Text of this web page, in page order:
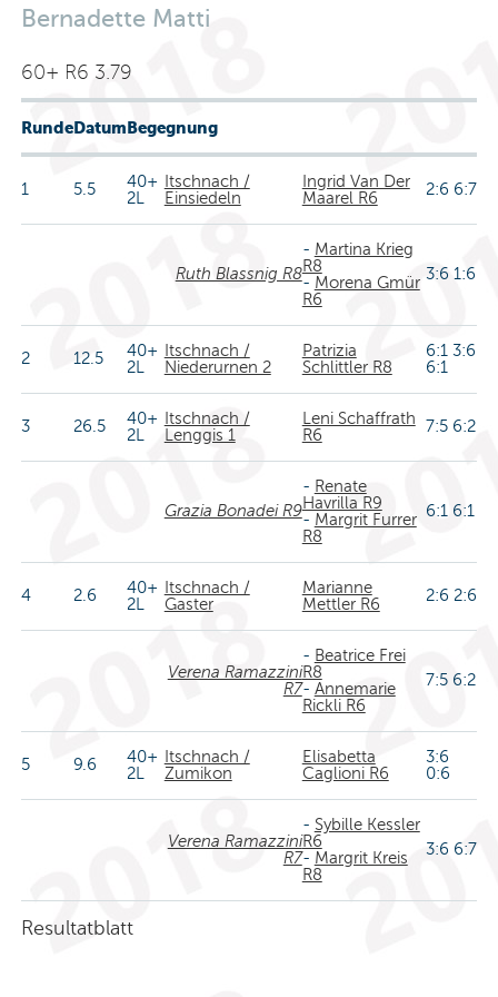
Bernadette Matti
60+ R6 3.79
RundeDatumBegegnung
1 5.5
40+
2L
Itschnach /
Einsiedeln
Ingrid Van Der
Maarel R6
2:6 6:7
Ruth Blassnig R8
- Martina Krieg
R8
- Morena Gmür
R6
3:6 1:6
2 12.5
40+
2L
Itschnach /
Niederurnen 2
Patrizia
Schlittler R8
6:1 3:6
6:1
3 26.5
40+
2L
Itschnach /
Lenggis 1
Leni Schaffrath
R6
7:5 6:2
Grazia Bonadei R9
- Renate
Havrilla R9
- Margrit Furrer
R8
6:1 6:1
4 2.6
40+
2L
Itschnach /
Gaster
Marianne
Mettler R6
2:6 2:6
Verena Ramazzini
R7
- Beatrice Frei
R8
- Annemarie
Rickli R6
7:5 6:2
5 9.6
40+
2L
Itschnach /
Zumikon
Elisabetta
Caglioni R6
3:6
0:6
Verena Ramazzini
R7
- Sybille Kessler
R6
- Margrit Kreis
R8
3:6 6:7
Resultatblatt